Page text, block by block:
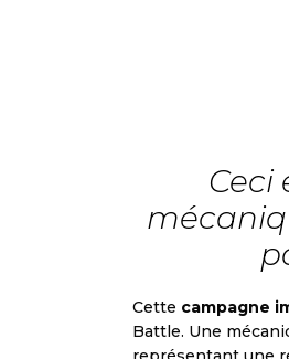
Ceci
Cette campagne
Battle. Une